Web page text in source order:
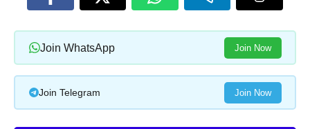
Join WhatsApp Join Now
Join Telegram Join Now